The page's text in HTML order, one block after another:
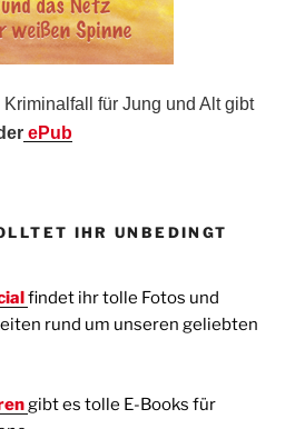
für Jung und Alt gibt
ePub
IHR UNBEDINGT
findet ihr tolle Fotos und
rund um unseren geliebten
gibt es tolle E-Books für